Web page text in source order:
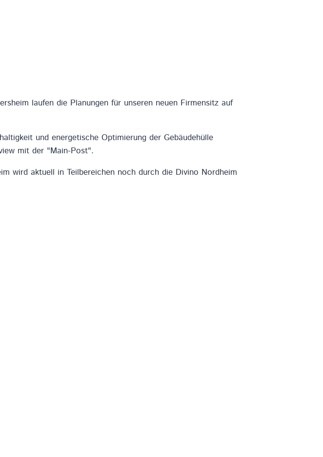
laufen die Planungen für unseren neuen Firmensitz auf
und energetische Optimierung der Gebäudehülle
mit der "Main-Post".
wird aktuell in Teilbereichen noch durch die Divino Nordheim